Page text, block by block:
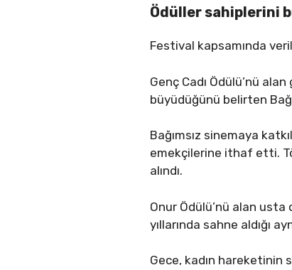
Ödüller sahiplerini
Festival kapsamında
Genç Cadı Ödülü’nü
büyüdüğünü belirten
Bağımsız sinemaya
emekçilerine ithaf etti.
alındı.
Onur Ödülü’nü alan usta
yıllarında sahne aldığı
Gece, kadın hareketinin